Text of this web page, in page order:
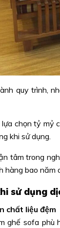
quy trình,
chọn tỷ mỷ
khi sử dụng.
tâm trong
hàng bao
sử dụng
chất liệu đệm
ghế sofa phù